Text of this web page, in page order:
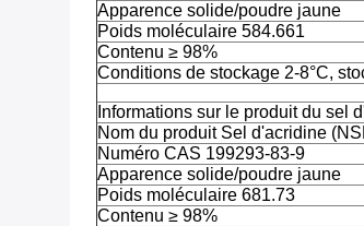
Apparence solide/poudre jaune
Poids moléculaire 584.661
Contenu ≥ 98%
Conditions de stockage 2-8°C,
Informations sur le produit du sel
Nom du produit Sel d'acridine
Numéro CAS 199293-83-9
Apparence solide/poudre jaune
Poids moléculaire 681.73
Contenu ≥ 98%